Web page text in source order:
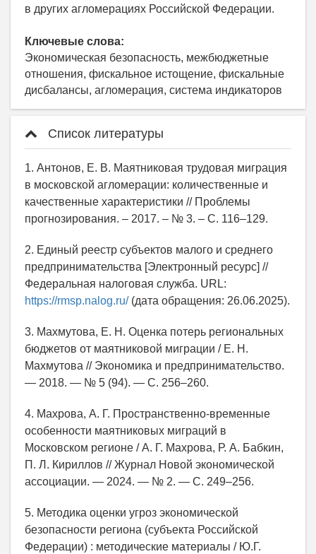
в других агломерациях Российской Федерации.
Ключевые слова:
Экономическая безопасность, межбюджетные
отношения, фискальное истощение, фискальные
дисбалансы, агломерация, система индикаторов
Список литературы
1. Антонов, Е. В. Маятниковая трудовая миграция
в московской агломерации: количественные и
качественные характеристики // Проблемы
прогнозирования. – 2017. – № 3. – С. 116–129.
2. Единый реестр субъектов малого и среднего
предпринимательства [Электронный ресурс] //
Федеральная налоговая служба. URL:
https://rmsp.nalog.ru/(дата обращения: 26.06.2025).
3. Махмутова, Е. Н. Оценка потерь региональных
бюджетов от маятниковой миграции / Е. Н.
Махмутова // Экономика и предпринимательство.
— 2018. — № 5 (94). — С. 256–260.
4. Махрова, А. Г. Пространственно-временные
особенности маятниковых миграций в
Московском регионе / А. Г. Махрова, Р. А. Бабкин,
П. Л. Кириллов // Журнал Новой экономической
ассоциации. — 2024. — № 2. — С. 249–256.
5. Методика оценки угроз экономической
безопасности региона (субъекта Российской
Федерации) : методические материалы / Ю.Г.